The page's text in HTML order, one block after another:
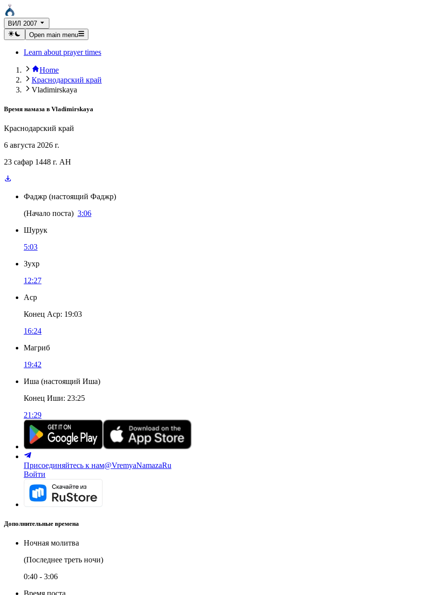
ВИЛ 2007
Open main menu
Learn about prayer times
Home
Краснодарский край
Vladimirskaya
Время намаза в Vladimirskaya
Краснодарский край
6 августа 2026 г.
23 сафар 1448 г. AH
Фаджр (настоящий Фаджр)
(Начало поста) 3:06
Шурук
5:03
Зухр
12:27
Аср
Конец Аср: 19:03
16:24
Магриб
19:42
Иша (настоящий Иша)
Конец Иши: 23:25
21:29
Присоединяйтесь к нам@VremyaNamazaRu
Войти
Дополнительные времена
Ночная молитва
(Последнее треть ночи)
0:40 - 3:06